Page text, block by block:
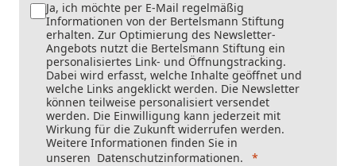
Ja, ich möchte per E-Mail regelmäßig
Informationen von der Bertelsmann Stiftung
erhalten. Zur Optimierung des Newsletter-
Angebots nutzt die Bertelsmann Stiftung ein
personalisiertes Link- und Öffnungstracking.
Dabei wird erfasst, welche Inhalte geöffnet und
welche Links angeklickt werden. Die Newsletter
können teilweise personalisiert versendet
werden. Die Einwilligung kann jederzeit mit
Wirkung für die Zukunft widerrufen werden.
Weitere Informationen finden Sie in
unseren Datenschutzinformationen.